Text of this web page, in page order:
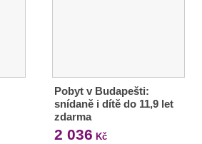
Pobyt v Budapešti:
snídaně i dítě do 11,9 let
zdarma
2 036 Kč